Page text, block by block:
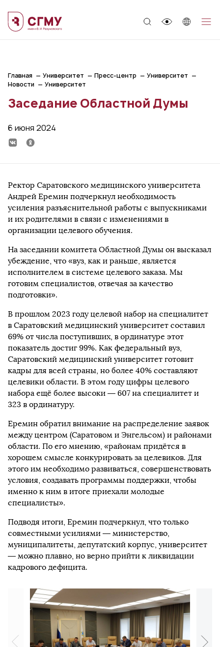
Главная Университет Пресс-центр
Университет
Новости
Университет
Заседание Областной Думы
6 июня 2024
Ректор Саратовского медицинского университета
Андрей Еремин подчеркнул необходимость
усиления разъяснительной работы с выпускниками
и их родителями в связи с изменениями в
организации целевого обучения.
На заседании комитета Областной Думы он высказал
убеждение, что «вуз, как и раньше, является
исполнителем в системе целевого заказа. Мы
готовим специалистов, отвечая за качество
подготовки».
В прошлом 2023 году целевой набор на специалитет
в Саратовский медицинский университет составил
69% от числа поступивших, в ординатуре этот
показатель достиг 99%. Как федеральный вуз,
Саратовский медицинский университет готовит
кадры для всей страны, но более 40% составляют
целевики области. В этом году цифры целевого
набора ещё более высоки — 607 на специалитет и
323 в ординатуру.
Еремин обратил внимание на распределение заявок
между центром (Саратовом и Энгельсом) и районами
области. По его мнению, «районам придётся в
хорошем смысле конкурировать за целевиков. Для
этого им необходимо развиваться, совершенствовать
условия, создавать программы поддержки, чтобы
именно к ним в итоге приехали молодые
специалисты».
Подводя итоги, Еремин подчеркнул, что только
совместными усилиями — министерство,
муниципалитеты, депутатский корпус, университет
— можно плавно, но верно прийти к ликвидации
кадрового дефицита.